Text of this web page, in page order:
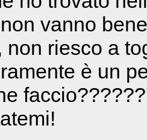
vanno
non riesco a
è un